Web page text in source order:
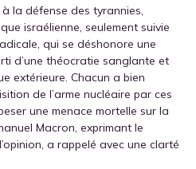
la défense des tyrannies,
israélienne, seulement suivie
qui se déshonore une
d’une théocratie sanglante et
extérieure. Chacun a bien
de l’arme nucléaire par ces
une menace mortelle sur la
Macron, exprimant le
a rappelé avec une clarté